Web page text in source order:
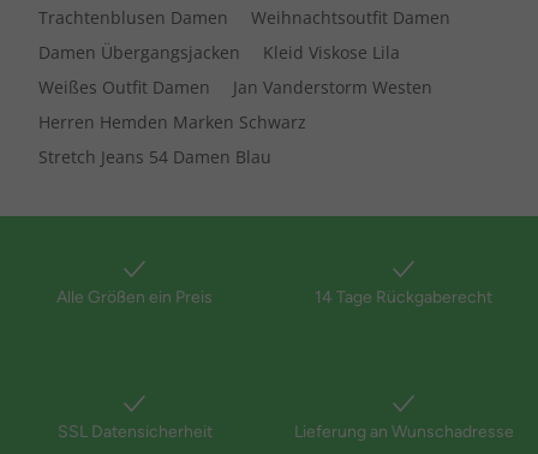
Trachtenblusen Damen
Weihnachtsoutfit Damen
Damen Übergangsjacken
Kleid Viskose Lila
Weißes Outfit Damen
Jan Vanderstorm Westen
Herren Hemden Marken Schwarz
Stretch Jeans 54 Damen Blau
Alle Größen ein Preis 14 Tage Rückgaberecht
SSL Datensicherheit Lieferung an Wunschadresse